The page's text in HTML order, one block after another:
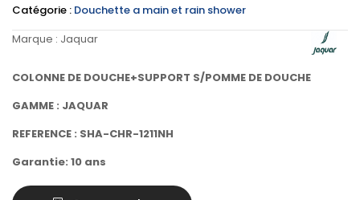
Catégorie : Douchette a main et rain shower
Marque : Jaquar
COLONNE DE DOUCHE+SUPPORT S/POMME DE DOUCHE
GAMME : JAQUAR
REFERENCE : SHA-CHR-1211NH
Garantie: 10 ans